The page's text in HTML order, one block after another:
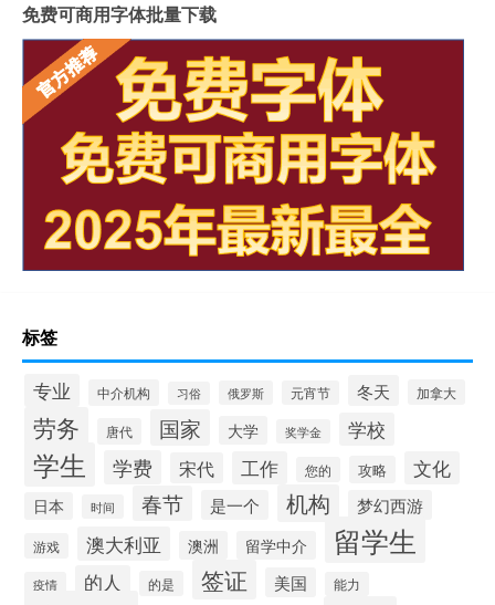
免费可商用字体批量下载
标签
专业 中介机构 习俗 俄罗斯 元宵节 冬天 加拿大
劳务 唐代 国家 大学 奖学金 学校
学生 学费 宋代 工作 您的 攻略 文化
日本 时间 春节 是一个 机构 梦幻西游
游戏 澳大利亚 澳洲 留学中介 留学生
疫情 的人 的是 签证 美国 能力